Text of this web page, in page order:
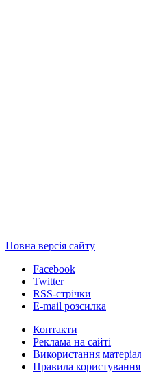
Повна версія сайту
Facebook
Twitter
RSS-стрічки
E-mail розсилка
Контакти
Реклама на сайті
Використання
Правила